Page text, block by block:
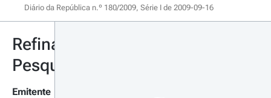
Diário da República n.º 180/2009, Série I de 2009-09-16
Refinar
Pesquisa
Emitente